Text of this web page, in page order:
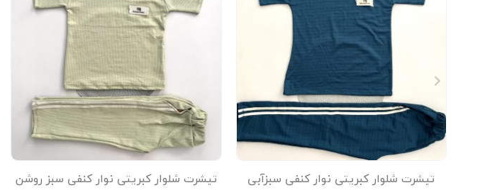
تیشرت شلوار کبریتی نوار کنفی سبزآبی
تیشرت شلوار کبریتی نوار کنفی سبز روشن